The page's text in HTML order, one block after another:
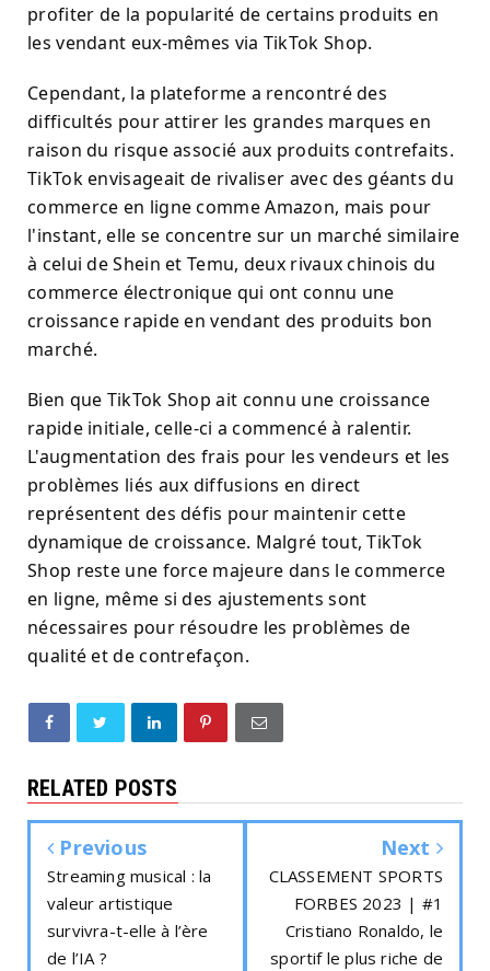
profiter de la popularité de certains produits en
les vendant eux-mêmes via TikTok Shop.
Cependant, la plateforme a rencontré des
difficultés pour attirer les grandes marques en
raison du risque associé aux produits contrefaits.
TikTok envisageait de rivaliser avec des géants du
commerce en ligne comme Amazon, mais pour
l'instant, elle se concentre sur un marché similaire
à celui de Shein et Temu, deux rivaux chinois du
commerce électronique qui ont connu une
croissance rapide en vendant des produits bon
marché.
Bien que TikTok Shop ait connu une croissance
rapide initiale, celle-ci a commencé à ralentir.
L'augmentation des frais pour les vendeurs et les
problèmes liés aux diffusions en direct
représentent des défis pour maintenir cette
dynamique de croissance. Malgré tout, TikTok
Shop reste une force majeure dans le commerce
en ligne, même si des ajustements sont
nécessaires pour résoudre les problèmes de
qualité et de contrefaçon.
RELATED POSTS
Previous
Streaming musical : la
valeur artistique
survivra-t-elle à l’ère
de l’IA ?
Next
CLASSEMENT SPORTS
FORBES 2023 | #1
Cristiano Ronaldo, le
sportif le plus riche de